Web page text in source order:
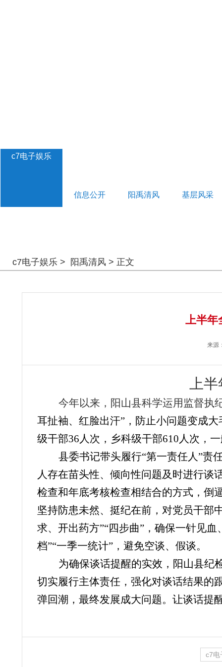
c7电子娱乐
信息公开 阳禹清风 基层风采
c7电子娱乐 > 阳禹清风 > 正文
上半年
来源
上
今年以来，阳山县科学运用监督执
耳扯袖、红脸出汗”，防止小问题变成
级干部36人次，乡科级干部610人次，
县委书记带头履行“第一责任人”责
人存在苗头性、倾向性问题及时进行谈
检查和年底考核检查相结合的方式，倒
坚持防患未然、挺纪在前，对党员干部
求、开出药方”“四步曲” ， 确保一针见血
档”“一季一统计”，避免空谈、假谈。
为确保谈话提醒的实效，阳山县纪
切实履行主体责任，强化对谈话结果的
弹回潮，最终发展成大问题。让谈话提
c7电